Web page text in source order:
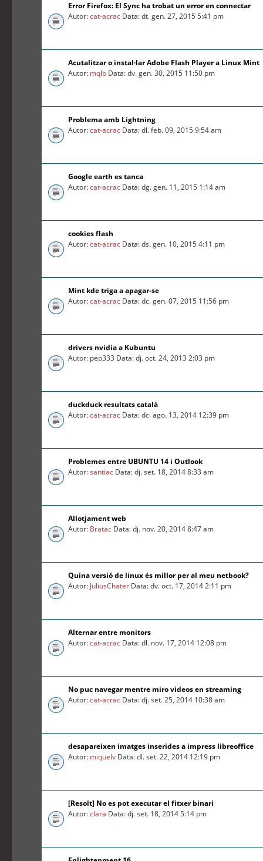
Error Firefox: El Sync ha trobat un error en connectar
Autor:cat-acrac Data: dt. gen. 27, 2015 5:41 pm
Acutalitzar o instal·lar Adobe Flash Player a Linux Mint
Autor: mqlb Data: dv. gen. 30, 2015 11:50 pm
Problema amb Lightning
Autor:cat-acrac Data: dl. feb. 09, 2015 9:54 am
Google earth es tanca
Autor:cat-acrac Data: dg. gen. 11, 2015 1:14 am
cookies flash
Autor:cat-acrac Data: ds. gen. 10, 2015 4:11 pm
Mint kde triga a apagar-se
Autor:cat-acrac Data: dc. gen. 07, 2015 11:56 pm
drivers nvidia a Kubuntu
Autor: pep333 Data: dj. oct. 24, 2013 2:03 pm
duckduck resultats català
Autor:cat-acrac Data: dc. ago. 13, 2014 12:39 pm
Problemes entre UBUNTU 14 i Outlook
Autor:santiac Data: dj. set. 18, 2014 8:33 am
Allotjament web
Autor: Bratac Data: dj. nov. 20, 2014 8:47 am
Quina versió de linux és millor per al meu netbook?
Autor: JuliusChater Data: dv. oct. 17, 2014 2:11 pm
Alternar entre monitors
Autor:cat-acrac Data: dl. nov. 17, 2014 12:08 pm
No puc navegar mentre miro videos en streaming
Autor:cat-acrac Data: dj. set. 25, 2014 10:38 am
desapareixen imatges inserides a impress libreoffice
Autor: miquelv Data: dl. set. 22, 2014 12:19 pm
[Resolt] No es pot executar el fitxer binari
Autor:clara Data: dj. set. 18, 2014 5:14 pm